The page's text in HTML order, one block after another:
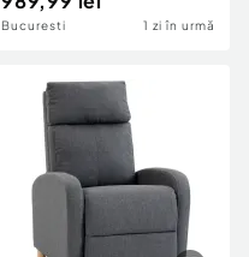
Stejar
Bucuresti 1 zi în urmă